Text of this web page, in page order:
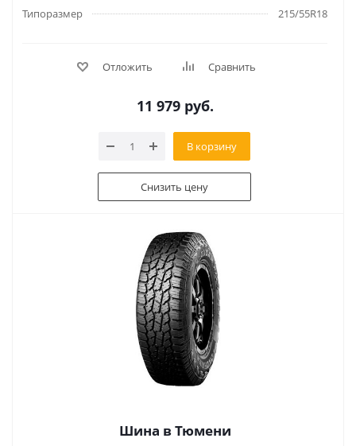
Типоразмер
215/55R18
Отложить Сравнить
11 979 руб.
В корзину
Снизить цену
Шина в Тюмени